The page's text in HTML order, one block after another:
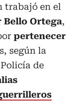
trabajó en el
Ortega,
pertenecer
según la
de